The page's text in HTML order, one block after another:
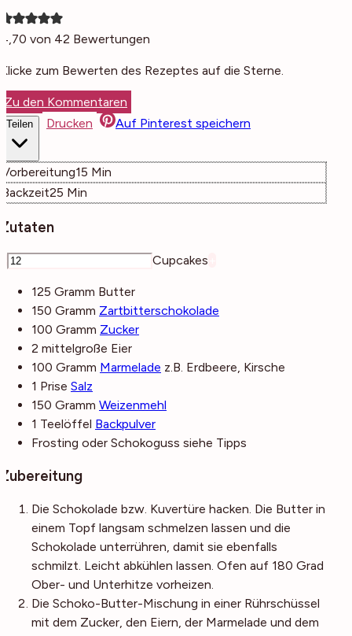
4,70 von 42 Bewertungen
Klicke zum Bewerten des Rezeptes auf die Sterne.
Zu den Kommentaren
Teilen Drucken Auf Pinterest speichern
Vorbereitung15 Minuten
Min
Backzeit25 Minuten
Min
Zutaten
Cupcakes
125 Gramm Butter
150 Gramm Zartbitterschokolade
100 Gramm Zucker
2 mittelgroße Eier
100 Gramm Marmelade z.B. Erdbeere, Kirsche
1 Prise Salz
150 Gramm Weizenmehl
1 Teelöffel Backpulver
Frosting oder Schokoguss siehe Tipps
Zubereitung
Die Schokolade bzw. Kuvertüre hacken. Die Butter in
einem Topf langsam schmelzen lassen und die
Schokolade unterrühren, damit sie ebenfalls
schmilzt. Leicht abkühlen lassen. Ofen auf 180 Grad
Ober- und Unterhitze vorheizen.
Die Schoko-Butter-Mischung in einer Rührschüssel
mit dem Zucker, den Eiern, der Marmelade und dem